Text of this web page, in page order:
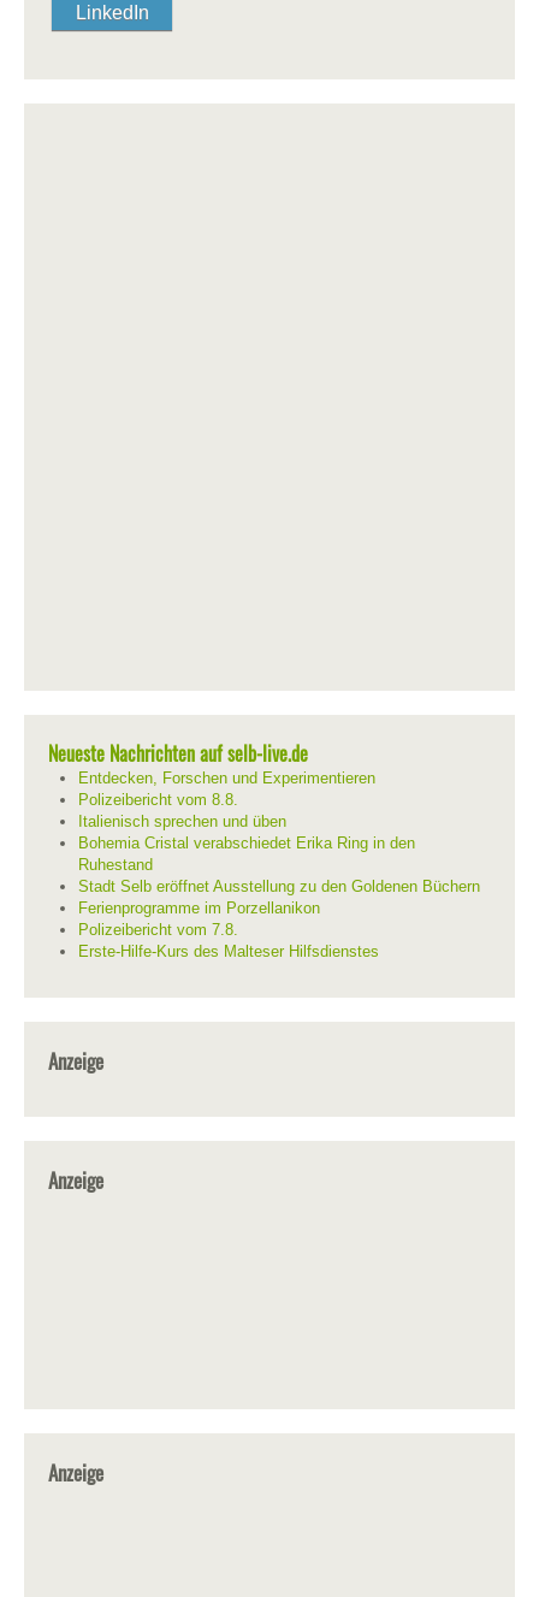
LinkedIn
Neueste Nachrichten auf selb-live.de
Entdecken, Forschen und Experimentieren
Polizeibericht vom 8.8.
Italienisch sprechen und üben
Bohemia Cristal verabschiedet Erika Ring in den
Ruhestand
Stadt Selb eröffnet Ausstellung zu den Goldenen Büchern
Ferienprogramme im Porzellanikon
Polizeibericht vom 7.8.
Erste-Hilfe-Kurs des Malteser Hilfsdienstes
Anzeige
Anzeige
Anzeige